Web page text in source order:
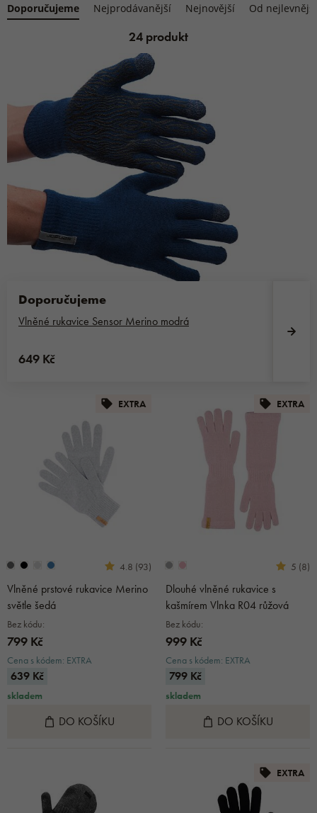
24 produkt
Doporučujeme
Nejprodávanější Nejnovější Od
Doporučujeme
Vlněné rukavice Sensor Merino modrá
649 Kč
EXTRA
4.8 (93)
Vlněné prstové rukavice Merino
světle šedá
Bez kódu:
799 Kč
Cena s kódem: EXTRA
639 Kč
skladem
DO KOŠÍKU
EXTRA
5 (8)
Dlouhé vlněné rukavice s
kašmírem Vlnka R04 růžová
Bez kódu:
999 Kč
Cena s kódem: EXTRA
799 Kč
skladem
DO KOŠÍKU
EXTRA